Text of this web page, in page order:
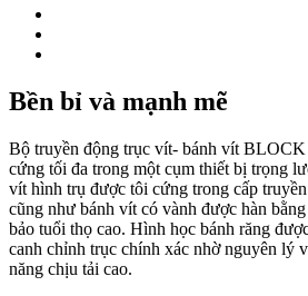
Bền bỉ và mạnh mẽ
Bộ truyền động trục vít- bánh vít BLOCK
cứng tối đa trong một cụm thiết bị trọng
vít hình trụ được tôi cứng trong cấp
cũng như bánh vít có vành được hàn
bảo tuổi thọ cao. Hình học bánh răng
canh chỉnh trục chính xác nhờ nguyên lý
năng chịu tải cao.